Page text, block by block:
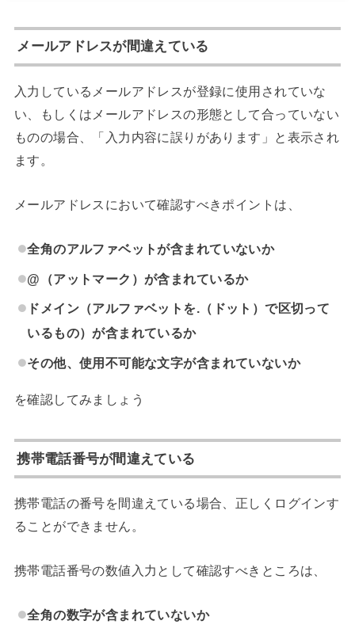
メールアドレスが間違えている
入力しているメールアドレスが登録に使用されていな
い、もしくはメールアドレスの形態として合っていない
ものの場合、「入力内容に誤りがあります」と表示され
ます。
メールアドレスにおいて確認すべきポイントは、
全角のアルファベットが含まれていないか
@（アットマーク）が含まれているか
ドメイン（アルファベットを.（ドット）で区切って
いるもの）が含まれているか
その他、使用不可能な文字が含まれていないか
を確認してみましょう
携帯電話番号が間違えている
携帯電話の番号を間違えている場合、正しくログインす
ることができません。
携帯電話番号の数値入力として確認すべきところは、
全角の数字が含まれていないか